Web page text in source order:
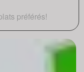
préférés!